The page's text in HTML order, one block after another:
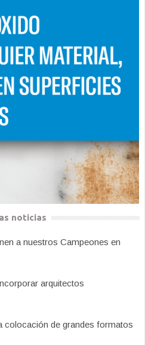
noticias
a nuestros Campeones en
arquitectos
colocación de grandes formatos